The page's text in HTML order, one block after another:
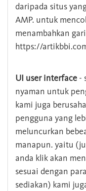
daripada situs
AMP. untuk
menambahkan
https://
UI user interface -
nyaman untuk
kami juga
pengguna yang
meluncurkan
manapun. yaitu
anda klik akan
sesuai dengan
sediakan) kami